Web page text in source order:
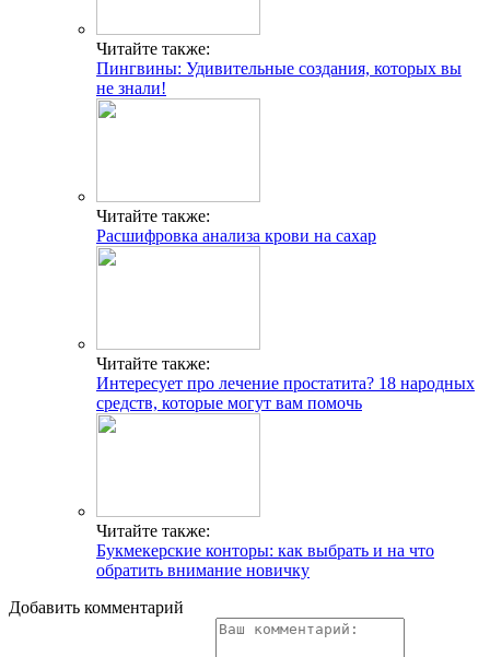
Читайте также:
Пингвины: Удивительные создания, которых вы
не знали!
Читайте также:
Расшифровка анализа крови на сахар
Читайте также:
Интересует про лечение простатита? 18 народных
средств, которые могут вам помочь
Читайте также:
Букмекерские конторы: как выбрать и на что
обратить внимание новичку
Добавить комментарий